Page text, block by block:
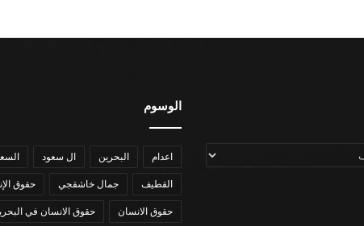
الوسوم
اعدام البحرين ال سعود
القطيف جمال خاشقجي حقوق
حقوق الانسان حقوق الانسان في